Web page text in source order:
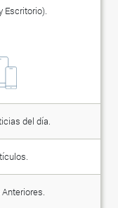
Escritorio).
del día.